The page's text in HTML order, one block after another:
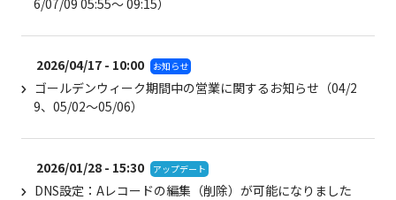
2026/04/17 - 10:00 お知らせ
ゴールデンウィーク期間中の営業に関するお知らせ（04/2
9、05/02～05/06）
2026/01/28 - 15:30 アップデート
DNS設定：Aレコードの編集（削除）が可能になりました